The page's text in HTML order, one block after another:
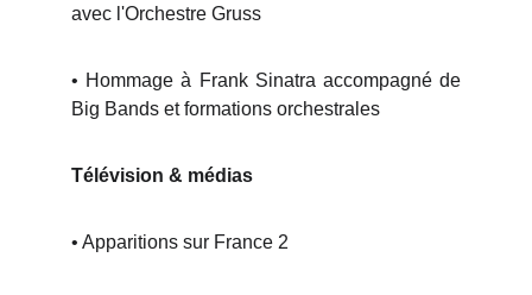
avec l'Orchestre Gruss
• Hommage à Frank Sinatra accompagné de
Big Bands et formations orchestrales
Télévision & médias
• Apparitions sur France 2